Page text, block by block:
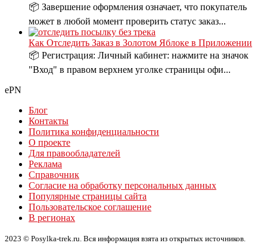
📦 Завершение оформления означает, что покупатель
может в любой момент проверить статус заказ...
Как Отследить Заказ в Золотом Яблоке в Приложении
📦 Регистрация: Личный кабинет: нажмите на значок
"Вход" в правом верхнем уголке страницы офи...
ePN
Блог
Контакты
Политика конфиденциальности
О проекте
Для правообладателей
Реклама
Справочник
Согласие на обработку персональных данных
Популярные страницы сайта
Пользовательское соглашение
В регионах
2023 © Posylka-trek.ru. Вся информация взята из открытых источников.